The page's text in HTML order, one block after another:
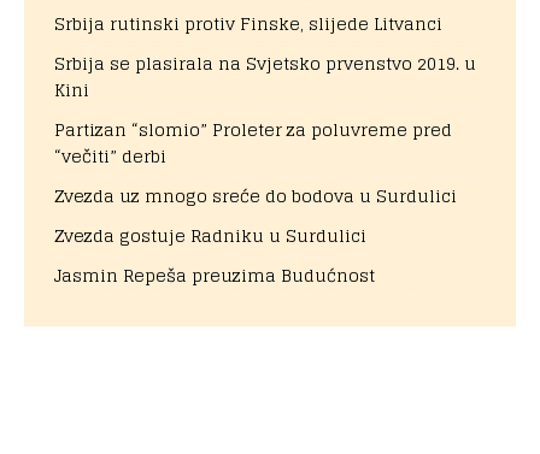
Srbija rutinski protiv Finske, slijede Litvanci
Srbija se plasirala na Svjetsko prvenstvo 2019. u
Kini
Partizan “slomio” Proleter za poluvreme pred
“večiti” derbi
Zvezda uz mnogo sreće do bodova u Surdulici
Zvezda gostuje Radniku u Surdulici
Jasmin Repeša preuzima Budućnost